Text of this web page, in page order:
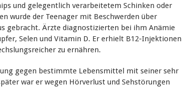
und gelegentlich verarbeitetem Schinken oder
wurde der Teenager mit Beschwerden über
gebracht. Ärzte diagnostizierten bei ihm Anämie
Selen und Vitamin D. Er erhielt B12-Injektionen
zu ernähren.
gegen bestimmte Lebensmittel mit seiner sehr
war er wegen Hörverlust und Sehstörungen